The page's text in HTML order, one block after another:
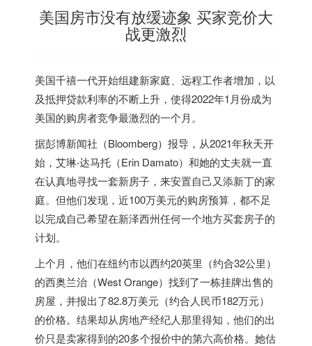
美国房市没有放缓迹象 买家竞价大
战更激烈
美国千禧一代开始组建新家庭、远程工作者增加，以
及抵押贷款利率的不断上升，使得2022年1月份成为
美国的购房者竞争最激烈的一个月。
据彭博新闻社（Bloomberg）报导，从2021年秋天开
始，艾琳‧达马托（Erin Damato）和她的丈夫就一直
在认真地寻找一套新房子，来安置自己又添新丁的家
庭。但他们发现，近100万美元的购房预算，都不足
以完成自己希望在新泽西州任何一个地方买套房子的
计划。
上个月，他们在纽约市以西约20英里（约合32公里）
的西奥兰治（West Orange）找到了一栋挂牌出售的
房屋，并报出了82.8万美元（约合人民币182万元）
的价格。结果却从房地产经纪人那里得知，他们的出
价只是卖家得到的20多个报价中的第六高价格。她估